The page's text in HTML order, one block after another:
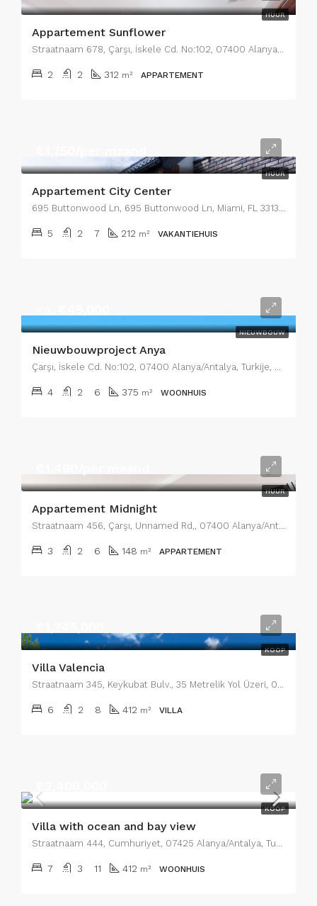
HUUR
Appartement Sunflower
Straatnaam 678, Çarşı, İskele Cd. No:102, 07400 Alanya/Antalya, Turkije, Wijk 12
2 2 312 m² APPARTEMENT
HUUR
Appartement City Center
695 Buttonwood Ln, 695 Buttonwood Ln, Miami, FL 33137, USA, Wijk 12
5 2 7 212 m² VAKANTIEHUIS
NIEUWBOUW
Nieuwbouwproject Anya
Çarşı, İskele Cd. No:102, 07400 Alanya/Antalya, Turkije, Çarşı, İskele Cd. No:102, 07400 Alanya/Antalya, Turkije, Wijk 5
4 2 6 375 m² WOONHUIS
HUUR
Appartement Midnight
Straatnaam 456, Çarşı, Unnamed Rd,, 07400 Alanya/Antalya, Turkije, Wijk 14
3 2 6 148 m² APPARTEMENT
KOOP
Villa Valencia
Straatnaam 345, Keykubat Bulv., 35 Metrelik Yol Üzeri, 07400 Alanya/Antalya, Turkije, Wijk 6
6 2 8 412 m² VILLA
KOOP
Villa with ocean and bay view
Straatnaam 444, Cumhuriyet, 07425 Alanya/Antalya, Turkije, Wijk 9
7 3 11 412 m² WOONHUIS